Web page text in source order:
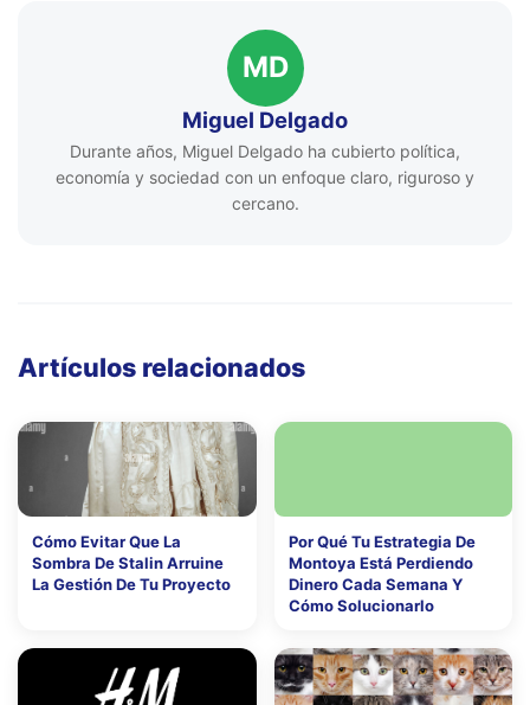
MD
Miguel Delgado
Durante años, Miguel Delgado ha cubierto política,
economía y sociedad con un enfoque claro, riguroso y
cercano.
Artículos relacionados
Cómo Evitar Que La
Sombra De Stalin Arruine
La Gestión De Tu Proyecto
Por Qué Tu Estrategia De
Montoya Está Perdiendo
Dinero Cada Semana Y
Cómo Solucionarlo